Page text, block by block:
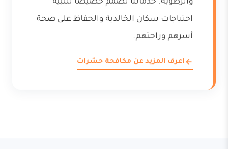
والرطوبة. خدماتنا تصمم خصيصاً لتلبية
احتياجات سكان الخالدية والحفاظ على صحة
أسرهم وراحتهم.
اعرف المزيد عن مكافحة حشرات